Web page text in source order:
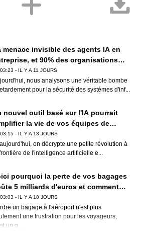
menace invisible des agents IA en
et 90% des organisations
concernées
- IL Y A 11 JOURS
nous analysons une véritable bombe
pour la sécurité des systèmes d'inf...
nouvel outil basé sur l'IA pourrait
la vie de vos équipes de
(et de vos développeurs)
- IL Y A 13 JOURS
on décrypte une petite révolution à
de l'intelligence artificielle e...
pourquoi la perte de vos bagages
5 milliards d'euros et comment
et Google réduisent déjà ce
logistique
- IL Y A 18 JOURS
un bagage à l'aéroport n'est plus
une frustration pour les voyageurs,
un g...